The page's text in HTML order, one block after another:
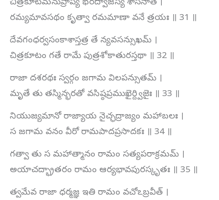
చిత్రకూటమనుప్రాప్య భరద్వాజస్య శాసనాత్ ।
రమ్యమావసథం కృత్వా రమమాణా వనే త్రయః ॥ 31 ॥
దేవగంధర్వసంకాశాస్తత్ర తే న్యవసన్సుఖమ్ ।
చిత్రకూటం గతే రామే పుత్రశోకాతురస్తథా ॥ 32 ॥
రాజా దశరథః స్వర్గం జగామ విలపన్సుతమ్ ।
మృతే తు తస్మిన్భరతో వసిష్ఠప్రముఖైర్ద్విజైః ॥ 33 ॥
నియుజ్యమానో రాజ్యాయ నైచ్ఛద్రాజ్యం మహాబలః ।
స జగామ వనం వీరో రామపాదప్రసాదకః ॥ 34 ॥
గత్వా తు స మహాత్మానం రామం సత్యపరాక్రమమ్ ।
అయాచద్భ్రాతరం రామం ఆర్యభావపురస్కృతః ॥ 35 ॥
త్వమేవ రాజా ధర్మజ్ఞ ఇతి రామం వచోఽబ్రవీత్ ।